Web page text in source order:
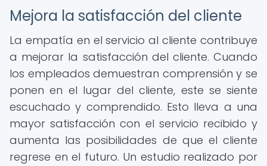
Mejora la satisfacción del cliente
La empatía en el servicio al cliente contribuye
a mejorar la satisfacción del cliente. Cuando
los empleados demuestran comprensión y se
ponen en el lugar del cliente, este se siente
escuchado y comprendido. Esto lleva a una
mayor satisfacción con el servicio recibido y
aumenta las posibilidades de que el cliente
regrese en el futuro. Un estudio realizado por